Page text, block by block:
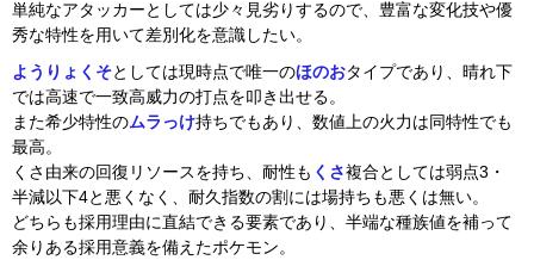
単純なアタッカーとしては少々見劣りするので、豊富な変化技や優
秀な特性を用いて差別化を意識したい。
ようりょくそとしては現時点で唯一のほのおタイプであり、晴れ下
では高速で一致高威力の打点を叩き出せる。
また希少特性のムラっけ持ちでもあり、数値上の火力は同特性でも
最高。
くさ由来の回復リソースを持ち、耐性も くさ複合としては弱点3・
半減以下4と悪くなく、耐久指数の割には場持ちも悪くは無い。
どちらも採用理由に直結できる要素であり、半端な種族値を補って
余りある採用意義を備えたポケモン。